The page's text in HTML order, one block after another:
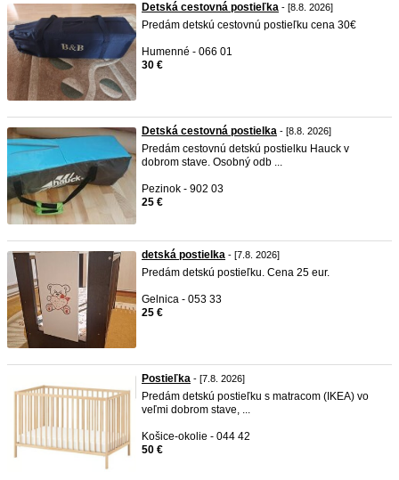
Detská cestovná postieľka - [8.8. 2026]
Predám detskú cestovnú postieľku cena 30€
Humenné - 066 01
30 €
Detská cestovná postielka - [8.8. 2026]
Predám cestovnú detskú postielku Hauck v
dobrom stave. Osobný odb ...
Pezinok - 902 03
25 €
detská postielka - [7.8. 2026]
Predám detskú postieľku. Cena 25 eur.
Gelnica - 053 33
25 €
Postieľka - [7.8. 2026]
Predám detskú postieľku s matracom (IKEA) vo
veľmi dobrom stave, ...
Košice-okolie - 044 42
50 €